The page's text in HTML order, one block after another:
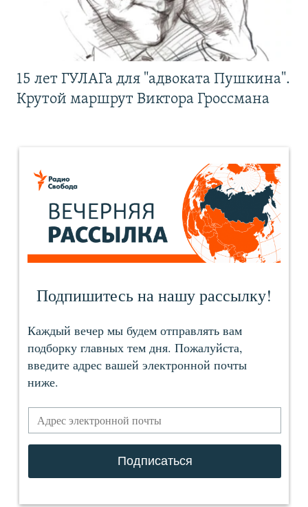
15 лет ГУЛАГа для "адвоката Пушкина".
Крутой маршрут Виктора Гроссмана